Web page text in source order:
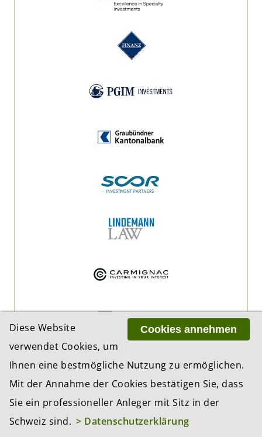
Cookies annehmen
Diese Website
verwendet Cookies, um
Ihnen eine bestmögliche Nutzung zu ermöglichen.
Mit der Annahme der Cookies bestätigen Sie, dass
Sie ein professioneller Anleger mit Sitz in der
Schweiz sind. > Datenschutzerklärung